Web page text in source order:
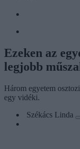
Ezeken az
legjobb
Három egyetem
egy vidéki.
Székács Linda